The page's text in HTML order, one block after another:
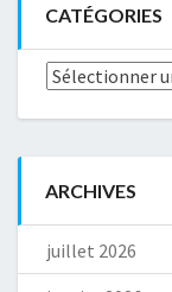
CATÉGORIES
Catégories
ARCHIVES
juillet 2026